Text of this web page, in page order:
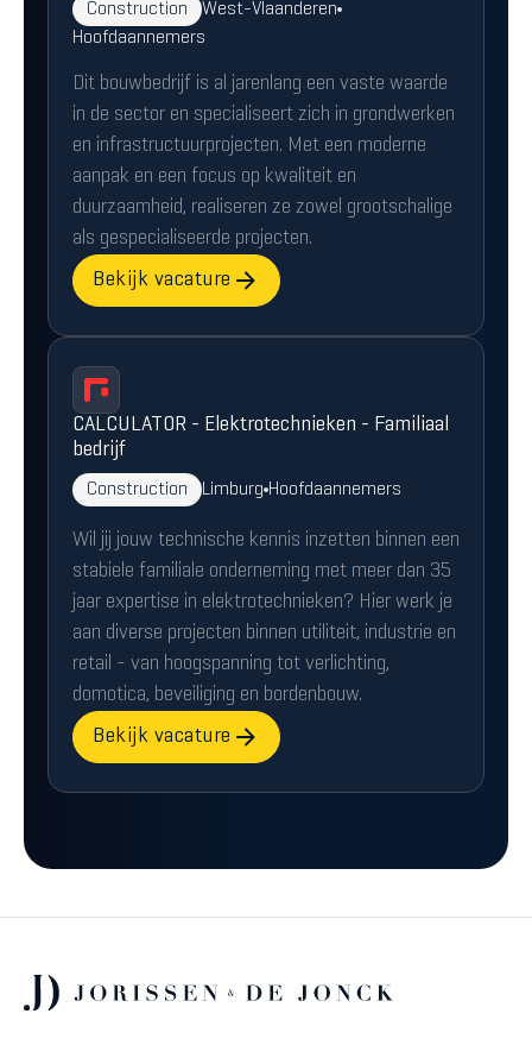
Construction
West-Vlaanderen
Hoofdaannemers
Dit bouwbedrijf is al jarenlang een vaste waarde
in de sector en specialiseert zich in grondwerken
en infrastructuurprojecten. Met een moderne
aanpak en een focus op kwaliteit en
duurzaamheid, realiseren ze zowel grootschalige
als gespecialiseerde projecten.
Bekijk vacature
CALCULATOR - Elektrotechnieken - Familiaal
bedrijf
Construction Limburg Hoofdaannemers
Wil jij jouw technische kennis inzetten binnen een
stabiele familiale onderneming met meer dan 35
jaar expertise in elektrotechnieken? Hier werk je
aan diverse projecten binnen utiliteit, industrie en
retail - van hoogspanning tot verlichting,
domotica, beveiliging en bordenbouw.
Bekijk vacature